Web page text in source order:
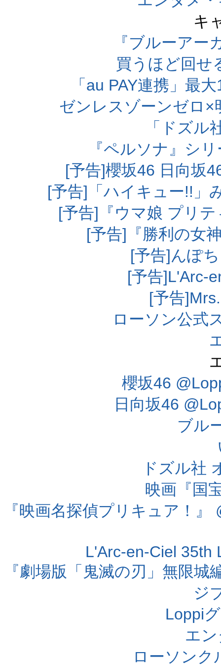
キ
『ブルーアー
買うほど回せ
「au PAY連携」最
ゼンレスゾーンゼロ
「ドズル
『ペルソナ』シ
[予告]櫻坂46 日向坂
[予告]「ハイキュー!!」
[予告]『ウマ娘 プリ
[予告]『勝利の女
[予告]んぽ
[予告]L'Arc-
[予告
ローソン公式
櫻坂46
日向坂46
ブル
ドズル社
映画『国
『映画名探偵プリキュア！
L'Arc-en-Ciel 35th
『劇場版「鬼滅の刃」無限
ジ
Loppi
エ
ローソンク